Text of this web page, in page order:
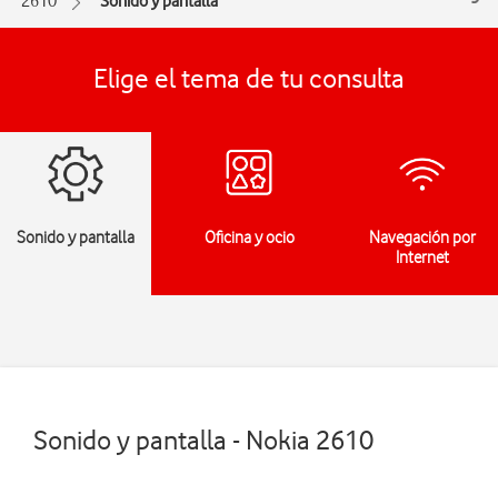
Elige el tema de tu consulta
Sonido y pantalla Oficina y ocio
Navegación por
Internet
Sonido y pantalla - Nokia 2610